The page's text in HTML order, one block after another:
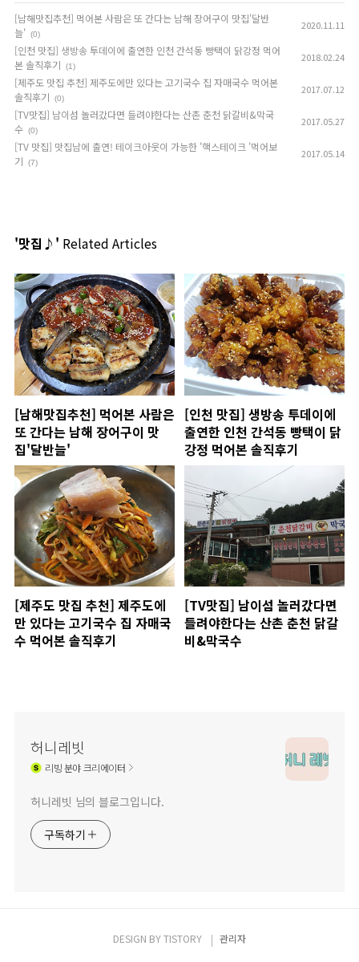
[남해맛집추천] 먹어본 사람은 또 간다는 남해 장어구이 맛집'달반
늘'
(0)
2020.11.11
[인천 맛집] 생방송 투데이에 출연한 인천 간석동 빵택이 닭강정 먹어
본 솔직후기
(1)
2018.02.24
[제주도 맛집 추천] 제주도에만 있다는 고기국수 집 자매국수 먹어본
솔직후기
(0)
2017.07.12
[TV맛집] 남이섬 놀러갔다면 들려야한다는 산촌 춘천 닭갈비&막국
수 (0)
2017.05.27
[TV 맛집] 맛집남에 출연! 테이크아웃이 가능한 '핵스테이크 '먹어보
기
(7)
2017.05.14
'맛집♪' Related Articles
[남해맛집추천] 먹어본 사람은
또 간다는 남해 장어구이 맛
집'달반늘'
[인천 맛집] 생방송 투데이에
출연한 인천 간석동 빵택이 닭
강정 먹어본 솔직후기
[제주도 맛집 추천] 제주도에
만 있다는 고기국수 집 자매국
수 먹어본 솔직후기
[TV맛집] 남이섬 놀러갔다면
들려야한다는 산촌 춘천 닭갈
비&막국수
허니레빗
리빙분야 크리에이터
허니레빗 님의 블로그입니다.
구독하기
DESIGN BYTISTORY 관리자